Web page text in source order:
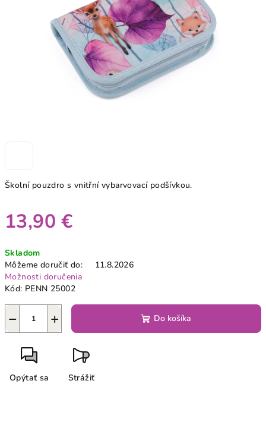
Školní pouzdro s vnitřní vybarvovací podšívkou.
13,90 €
cena:
Skladom
Môžeme doručiť do:
11.8.2026
Možnosti doručenia
Kód: PENN 25002
+
− Do košíka
Opýtať sa Strážiť
hviezdičiek.